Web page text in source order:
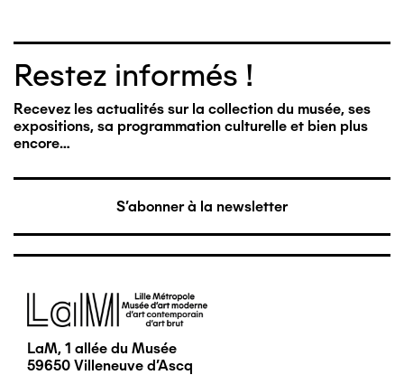
Restez informés !
Recevez les actualités sur la collection du musée, ses
expositions, sa programmation culturelle et bien plus
encore…
S'abonner à la newsletter
Image
LaM, 1 allée du Musée
59650 Villeneuve d'Ascq